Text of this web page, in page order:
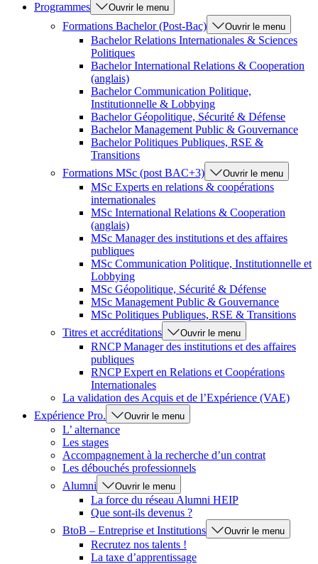
Programmes
Ouvrir le menu
Formations Bachelor (Post-Bac) Ouvrir le menu
Bachelor Relations Internationales & Sciences
Politiques
Bachelor International Relations & Cooperation
(anglais)
Bachelor Communication Politique,
Institutionnelle & Lobbying
Bachelor Géopolitique, Sécurité & Défense
Bachelor Management Public & Gouvernance
Bachelor Politiques Publiques, RSE &
Transitions
Formations MSc (post BAC+3)
Ouvrir le menu
MSc Experts en relations & coopérations
internationales
MSc International Relations & Cooperation
(anglais)
MSc Manager des institutions et des affaires
publiques
MSc Communication Politique, Institutionnelle et
Lobbying
MSc Géopolitique, Sécurité & Défense
MSc Management Public & Gouvernance
MSc Politiques Publiques, RSE & Transitions
Titres et accréditations
Ouvrir le menu
RNCP Manager des institutions et des affaires
publiques
RNCP Expert en Relations et Coopérations
Internationales
La validation des Acquis et de l’Expérience (VAE)
Expérience Pro.
Ouvrir le menu
L’ alternance
Les stages
Accompagnement à la recherche d’un contrat
Les débouchés professionnels
Alumni
Ouvrir le menu
La force du réseau Alumni HEIP
Que sont-ils devenus ?
BtoB – Entreprise et Institutions
Ouvrir le menu
Recrutez nos talents !
La taxe d’apprentissage